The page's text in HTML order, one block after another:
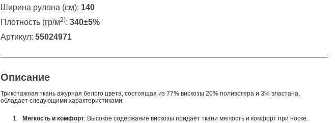
Ширина рулона (см): 140
Плотность (гр/м2): 340±5%
Артикул: 55024971
Описание
Трикотажная ткань ажурная белого цвета, состоящая из 77% вискозы 20% полиэстера и 3% эластана,
обладает следующими характеристиками:
1. Мягкость и комфорт: Высокое содержание вискозы придаёт ткани мягкость и комфорт при носке.